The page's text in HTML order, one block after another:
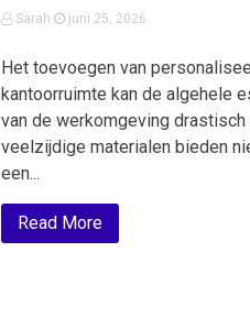
Sarah juni 25, 2026
Het toevoegen van
kantoorruimte kan de algehele
van de werkomgeving
veelzijdige materialen bieden
een...
Read More